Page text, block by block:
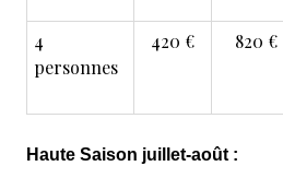
4
personnes
420 € 820 €
Haute Saison juillet-août :